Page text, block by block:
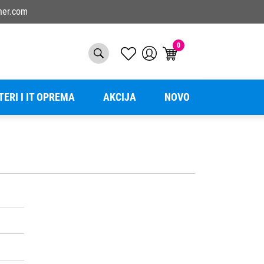
0
I IT OPREMA AKCIJA NOVO